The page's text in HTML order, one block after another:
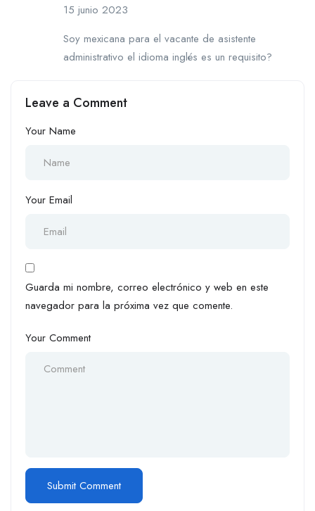
15 junio 2023
Soy mexicana para el vacante de asistente
administrativo el idioma inglés es un requisito?
Leave a Comment
Your Name
Your Email
Guarda mi nombre, correo electrónico y web en este
navegador para la próxima vez que comente.
Your Comment